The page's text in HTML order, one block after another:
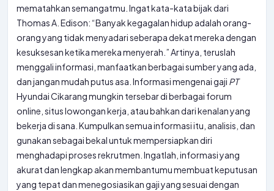
mematahkan semangatmu. Ingat kata-kata bijak dari
Thomas A. Edison: “Banyak kegagalan hidup adalah orang-
orang yang tidak menyadari seberapa dekat mereka dengan
kesuksesan ketika mereka menyerah.” Artinya, teruslah
menggali informasi, manfaatkan berbagai sumber yang ada,
dan jangan mudah putus asa. Informasi mengenai gaji PT
Hyundai Cikarang mungkin tersebar di berbagai forum
online, situs lowongan kerja, atau bahkan dari kenalan yang
bekerja di sana. Kumpulkan semua informasi itu, analisis, dan
gunakan sebagai bekal untuk mempersiapkan diri
menghadapi proses rekrutmen. Ingatlah, informasi yang
akurat dan lengkap akan membantumu membuat keputusan
yang tepat dan menegosiasikan gaji yang sesuai dengan